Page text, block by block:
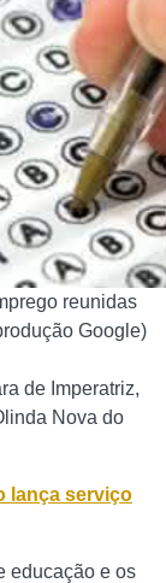
reunidas
Google)
de Imperatriz,
Nova do
lança serviço
educação e os